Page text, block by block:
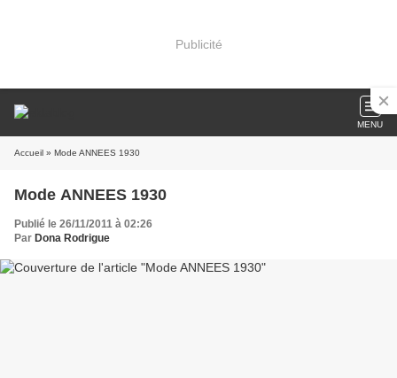
Publicité
MENU
Accueil » Mode ANNEES 1930
Mode ANNEES 1930
Publié le 26/11/2011 à 02:26
Par Dona Rodrigue